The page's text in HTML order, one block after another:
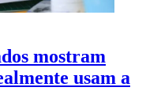
mostram
usam a